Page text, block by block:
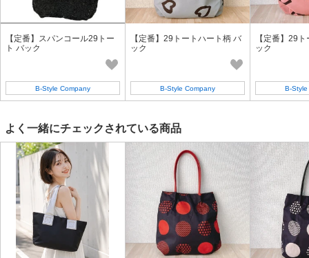
【定番】スパンコール29トー
ト バック
B-Style Company
【定番】29トートハート柄 バ
ック
B-Style Company
【定番】29
ック
B-
よく一緒にチェックされている商品